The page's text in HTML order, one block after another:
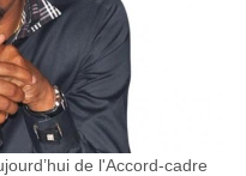
de l'Accord-cadre